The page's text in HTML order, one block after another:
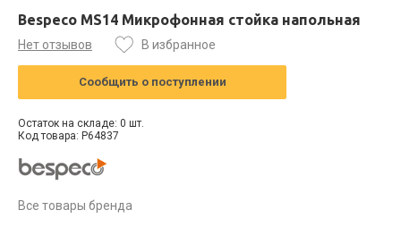
Bespeco MS14 Микрофонная стойка напольная
Нет отзывов В избранное
Сообщить о поступлении
Остаток на складе: 0 шт.
Код товара: P64837
Все товары бренда